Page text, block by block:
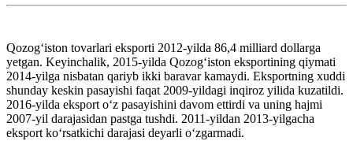
Qozogʻiston tovarlari eksporti 2012-yilda 86,4 milliard dollarga
yetgan. Keyinchalik, 2015-yilda Qozogʻiston eksportining qiymati
2014-yilga nisbatan qariyb ikki baravar kamaydi. Eksportning xuddi
shunday keskin pasayishi faqat 2009-yildagi inqiroz yilida kuzatildi.
2016-yilda eksport oʻz pasayishini davom ettirdi va uning hajmi
2007-yil darajasidan pastga tushdi. 2011-yildan 2013-yilgacha
eksport koʻrsatkichi darajasi deyarli oʻzgarmadi.